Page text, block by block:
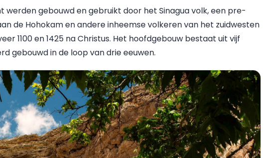
werden gebouwd en gebruikt door het Sinagua volk, een pre-
de Hohokam en andere inheemse volkeren van het zuidwesten
1100 en 1425 na Christus. Het hoofdgebouw bestaat uit vijf
gebouwd in de loop van drie eeuwen.